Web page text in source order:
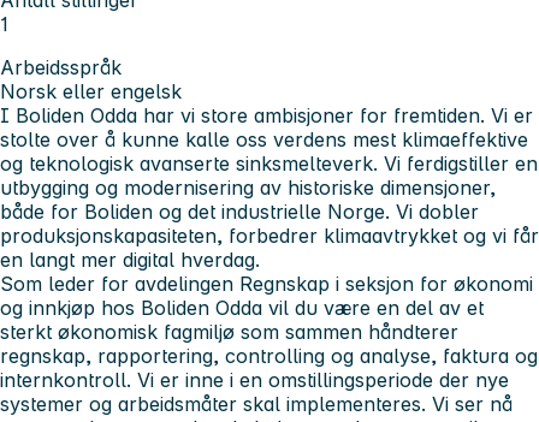
1
Arbeidsspråk
Norsk eller engelsk
I Boliden Odda har vi store ambisjoner for fremtiden. Vi er
stolte over å kunne kalle oss verdens mest klimaeffektive
og teknologisk avanserte sinksmelteverk. Vi ferdigstiller en
utbygging og modernisering av historiske dimensjoner,
både for Boliden og det industrielle Norge. Vi dobler
produksjonskapasiteten, forbedrer klimaavtrykket og vi får
en langt mer digital hverdag.
Som leder for avdelingen Regnskap i seksjon for økonomi
og innkjøp hos Boliden Odda vil du være en del av et
sterkt økonomisk fagmiljø som sammen håndterer
regnskap, rapportering, controlling og analyse, faktura og
internkontroll. Vi er inne i en omstillingsperiode der nye
systemer og arbeidsmåter skal implementeres. Vi ser nå